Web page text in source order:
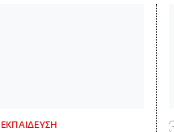
ΕΚΠΑΙΔΕΥΣΗ